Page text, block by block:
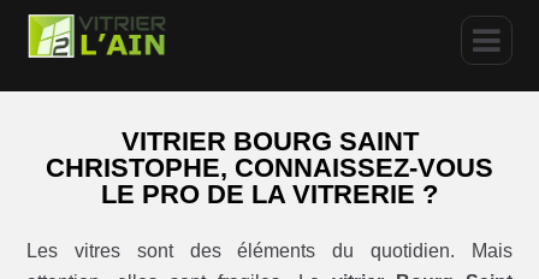
VITRIER BOURG SAINT
CHRISTOPHE, CONNAISSEZ-VOUS
LE PRO DE LA VITRERIE ?
Les vitres sont des éléments du quotidien. Mais